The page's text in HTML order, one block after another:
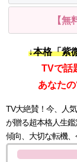
【無
↓本格「紫
TVで話
あなた
TV大絶賛！今、人
が贈る超本格人生
傾向、大切な転機、